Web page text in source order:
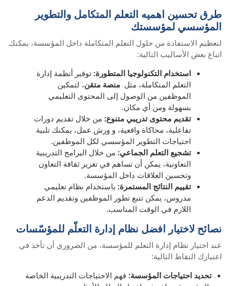
طرق تحسين اهميه التعلم المتكامل والتطوير
المؤسسي لمؤسستك
لتعظيم الاستفادة من حلول التعلم المتكاملة داخل المؤسسة، يمكنك
اتباع بعض الأساليب التالية:
استخدام التكنولوجيا المتطورة: توفير أنظمة إدارة
التعلم المتكاملة، مثل منصة متقن، لتمكين
الموظفين من الوصول إلى المحتوى التعليمي
بسهولة ومن أي مكان.
تقديم محتوى تدريبي متنوع: من خلال تقديم دورات
تفاعلية، محاكاة واقعية، و ورش عمل، يمكنك تلبية
احتياجات التطوير المؤسسي لكل الموظفين.
تشجيع التعلم الجماعي: من خلال البرامج التدريبية
التعاونية، يمكن أن تساهم في تعزيز ثقافة التعاون
وتحسين العلاقات داخل المؤسسة.
تقييم النتائج المستمرة: باستخدام نظام تعليمي
مدروس، يمكن تتبع تطور الموظفين وتقديم الدعم
اللازم في الوقت المناسب.
نصائح لاختيار افضل نظام إدارة التعلّم للمؤسّسات
عند اختيار نظام إدارة التعلم للمؤسسة، من الضروري أن تأخذ في
اعتبارك النقاط التالية:
تحديد احتياجات المؤسسة: فهم الاحتياجات التدريبية الخاصة